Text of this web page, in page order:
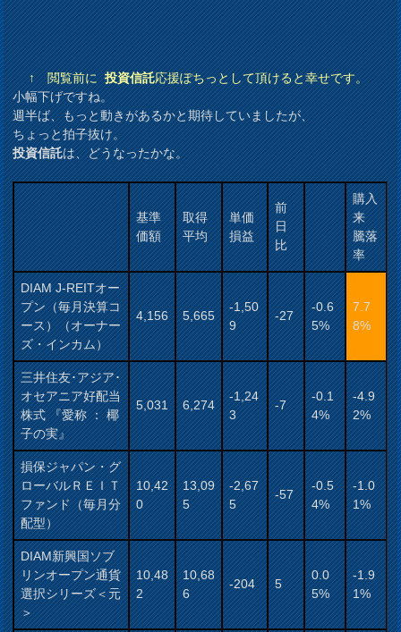
↑ 閲覧前に投資信託応援ぽちっとして頂けると幸せです。
小幅下げですね。
週半ば、もっと動きがあるかと期待していましたが、
ちょっと拍子抜け。
投資信託は、どうなったかな。
基準
価額
取得
平均
単価
損益
前
日
比
購入
来
騰落
率
DIAM J-REITオー
プン（毎月決算コ
ース）（オーナー
ズ・インカム）
4,156 5,665
-1,50
9
-27
-0.6
5%
7.7
8%
三井住友･アジア･
オセアニア好配当
株式 『愛称 ： 椰
子の実』
5,031 6,274
-1,24
3
-7
-0.1
4%
-4.9
2%
損保ジャパン・グ
ローバルＲＥＩＴ
ファンド（毎月分
配型）
10,42
0
13,09
5
-2,67
5
-57
-0.5
4%
-1.0
1%
DIAM新興国ソブ
リンオープン通貨
選択シリーズ＜元
＞
10,48
2
10,68
6
-204 5
0.0
5%
-1.9
1%